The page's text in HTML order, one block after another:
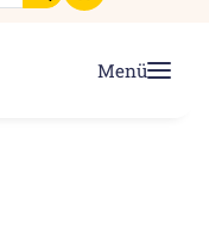
Suche starten
Menü